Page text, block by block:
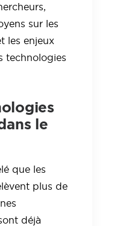
sur les
les enjeux
technologies
le
que les
plus de
déjà